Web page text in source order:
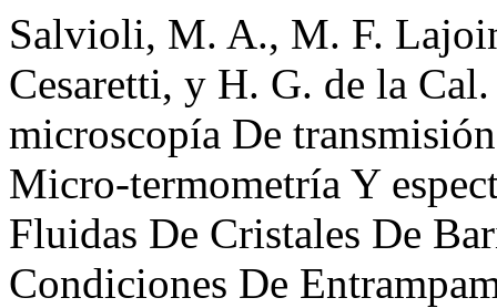
Salvioli, M. A., M. F.
Cesaretti, y H. G. de la
microscopía De
Micro-termometría Y
Fluidas De Cristales De
Condiciones De